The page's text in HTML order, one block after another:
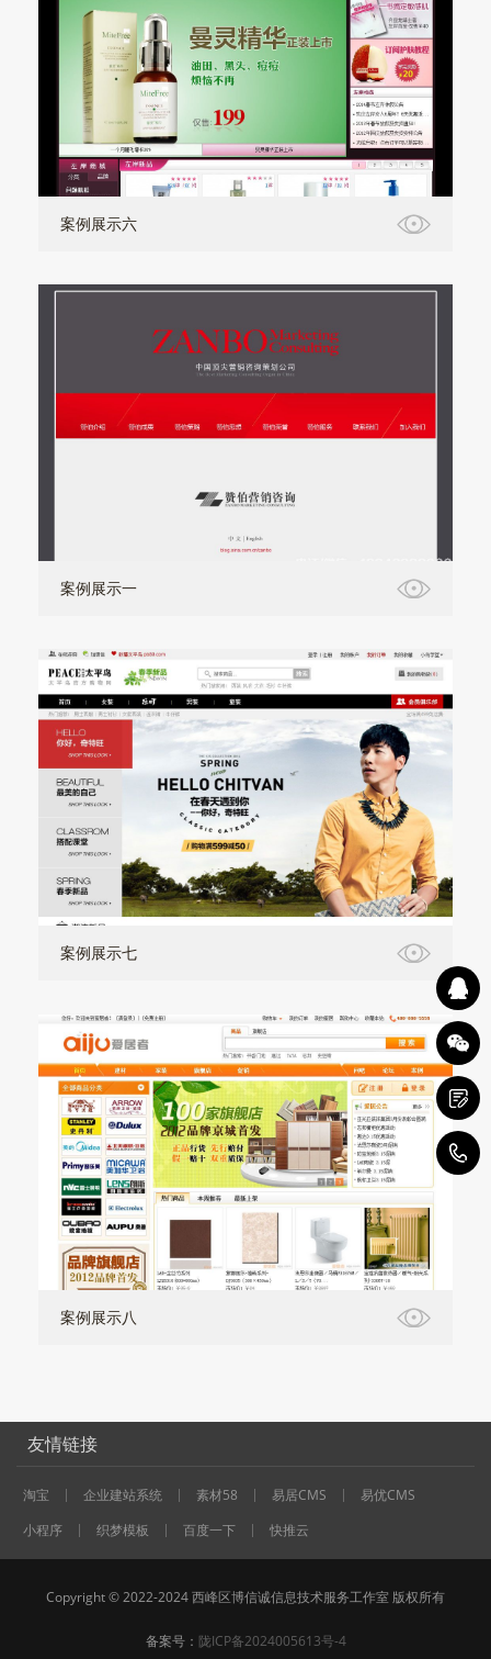
案例展示六
案例展示一
案例展示七
案例展示八
友情链接
淘宝 企业建站系统 素材58 易居CMS
易优CMS
小程序
织梦模板 百度一下 快推云
Copyright © 2022-2024 西峰区博信诚信息技术服务工作室 版权所有
备案号： 陇ICP备2024005613号-4